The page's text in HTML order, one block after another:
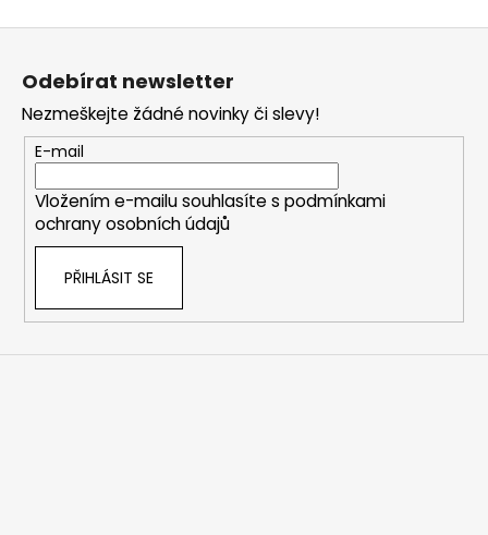
Z
Odebírat newsletter
Nezmeškejte žádné novinky či slevy!
E-mail
Vložením e-mailu souhlasíte s podmínkami
ochrany osobních údajů
PŘIHLÁSIT SE